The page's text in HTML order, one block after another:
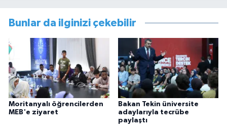
Bunlar da ilginizi çekebilir
Moritanyalı öğrencilerden
MEB'e ziyaret
Bakan Tekin üniversite
adaylarıyla tecrübe
paylaştı